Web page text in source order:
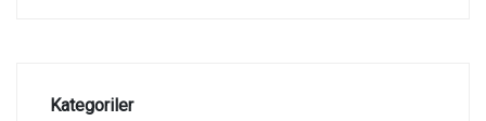
Kategoriler